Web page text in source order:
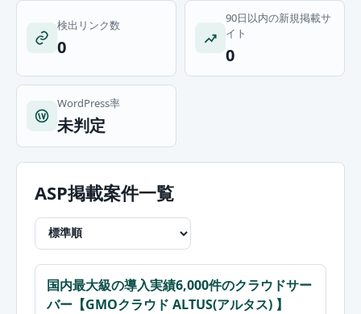
検出リンク数
0
90日以内の新規掲載サ
イト
0
WordPress率
未判定
ASP掲載案件一覧
国内最大級の導入実績6,000件のクラウドサー
バー【GMOクラウド ALTUS(アルタス) 】